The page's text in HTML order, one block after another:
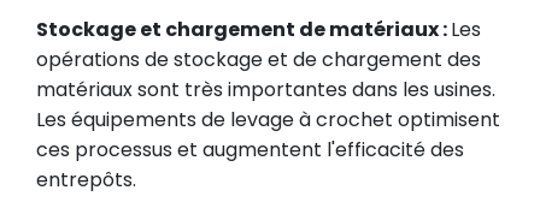
Stockage et chargement de matériaux :Les
opérations de stockage et de chargement des
matériaux sont très importantes dans les usines.
Les équipements de levage à crochet optimisent
ces processus et augmentent l'efficacité des
entrepôts.